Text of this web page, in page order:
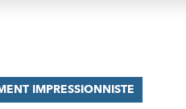
IMPRESSIONNISTE